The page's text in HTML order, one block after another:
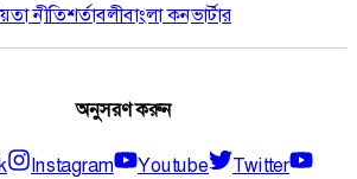
নীতিশর্তাবলীবাংলা কনভার্টার
অনুসরণ করুন
Instagram Youtube
Twitter